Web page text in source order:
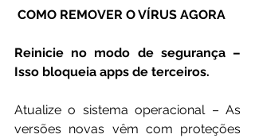
COMO REMOVER O VÍRUS AGORA
Reinicie no modo de segurança –
Isso bloqueia apps de terceiros.
Atualize o sistema operacional – As
versões novas vêm com proteções